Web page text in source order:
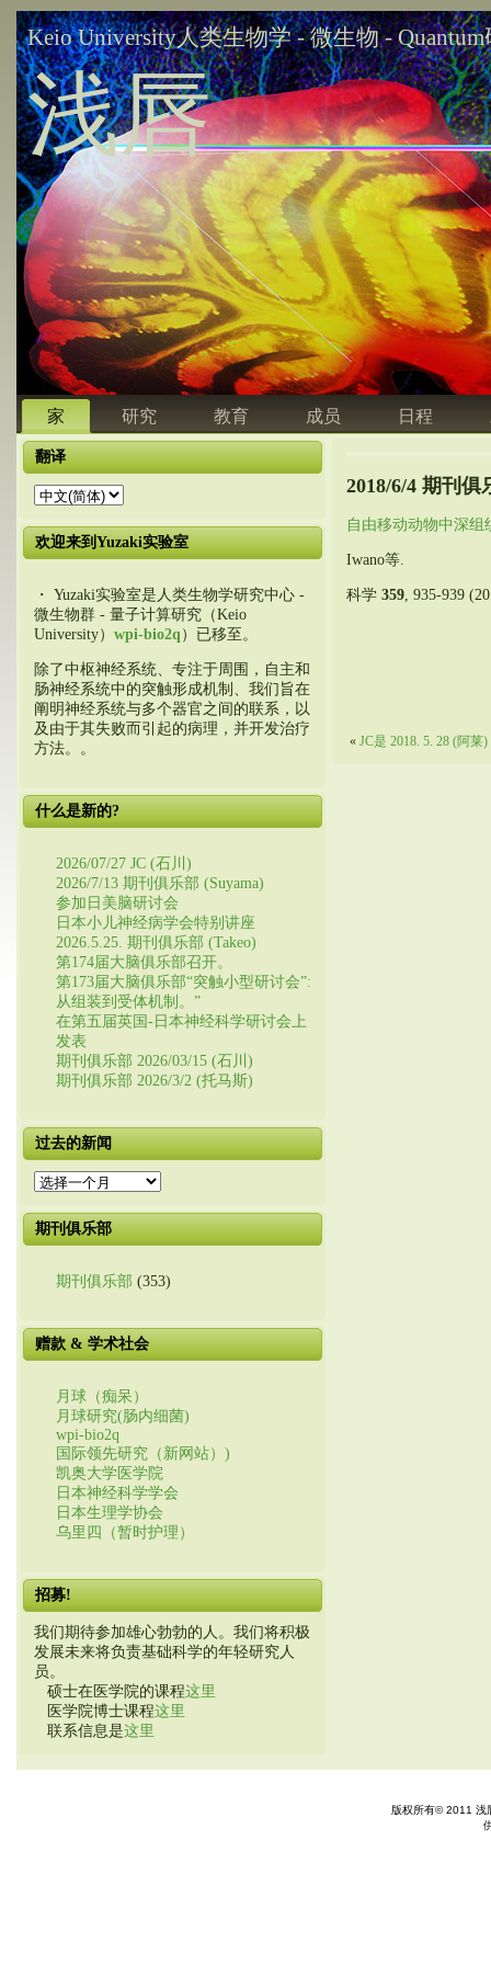
Keio University人类生物学 - 微生物 -
浅唇
家 研究 教育 成员 日程
翻译
欢迎来到Yuzaki实验室
・ Yuzaki实验室是人类生物学研究中心 -
微生物群 - 量子计算研究（Keio
University） wpi-bio2q ）已移至。
除了中枢神经系统、专注于周围，自主和
肠神经系统中的突触形成机制、我们旨在
阐明神经系统与多个器官之间的联系，以
及由于其失败而引起的病理，并开发治疗
方法。。
什么是新的?
2026/07/27 JC (石川)
2026/7/13 期刊俱乐部 (Suyama)
参加日美脑研讨会
日本小儿神经病学会特别讲座
2026.5.25. 期刊俱乐部 (Takeo)
第174届大脑俱乐部召开。
第173届大脑俱乐部“突触小型研讨会”:
从组装到受体机制。”
在第五届英国-日本神经科学研讨会上
发表
期刊俱乐部 2026/03/15 (石川)
期刊俱乐部 2026/3/2 (托马斯)
过去的新闻
过
的
新
期刊俱乐部
期刊俱乐部 (353)
赠款 & 学术社会
月球（痴呆）
月球研究(肠内细菌)
wpi-bio2q
国际领先研究（新网站）)
凯奥大学医学院
日本神经科学学会
日本生理学协会
乌里四（暂时护理）
招募!
我们期待参加雄心勃勃的人。我们将积极
发展未来将负责基础科学的年轻研究人
员。
硕士在医学院的课程这里
医学院博士课程这里
联系信息是这里
2018/6/4 期刊
自由移动动物中深
Iwano等.
科学 359 , 935-939
« JC是 2018. 5. 28 (阿莱)
版权所有© 2011 浅